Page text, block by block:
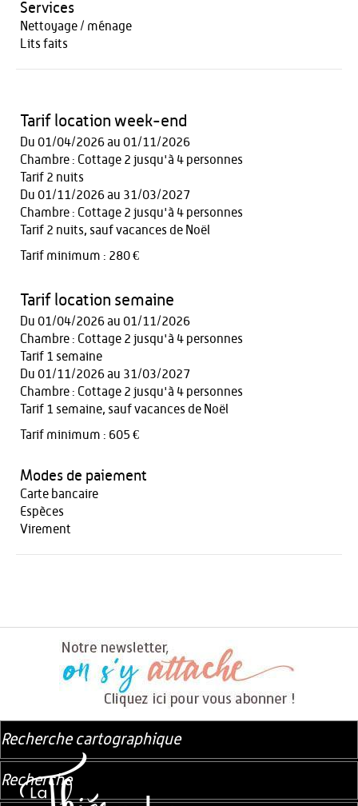
Services
Nettoyage / ménage
Lits faits
Tarif location week-end
Du 01/04/2026 au 01/11/2026
Chambre : Cottage 2 jusqu'à 4 personnes
Tarif 2 nuits
Du 01/11/2026 au 31/03/2027
Chambre : Cottage 2 jusqu'à 4 personnes
Tarif 2 nuits, sauf vacances de Noël
Tarif minimum : 280 €
Tarif location semaine
Du 01/04/2026 au 01/11/2026
Chambre : Cottage 2 jusqu'à 4 personnes
Tarif 1 semaine
Du 01/11/2026 au 31/03/2027
Chambre : Cottage 2 jusqu'à 4 personnes
Tarif 1 semaine, sauf vacances de Noël
Tarif minimum : 605 €
Modes de paiement
Carte bancaire
Espèces
Virement
Recherche cartographique
Recherche